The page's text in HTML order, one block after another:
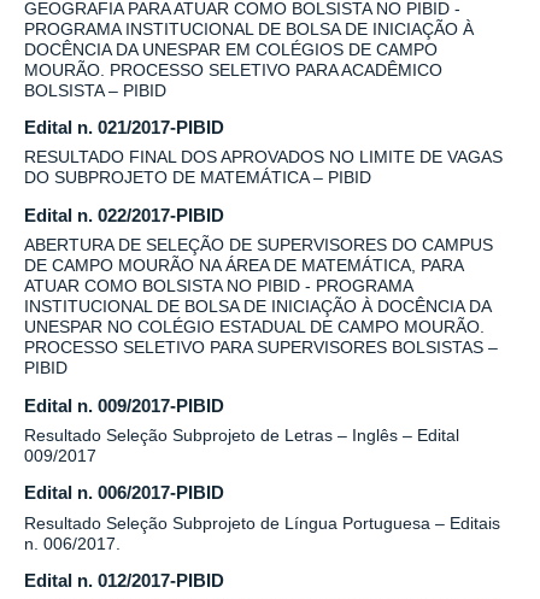
GEOGRAFIA PARA ATUAR COMO BOLSISTA NO PIBID -
PROGRAMA INSTITUCIONAL DE BOLSA DE INICIAÇÃO À
DOCÊNCIA DA UNESPAR EM COLÉGIOS DE CAMPO
MOURÃO. PROCESSO SELETIVO PARA ACADÊMICO
BOLSISTA – PIBID
Edital n. 021/2017-PIBID
RESULTADO FINAL DOS APROVADOS NO LIMITE DE VAGAS
DO SUBPROJETO DE MATEMÁTICA – PIBID
Edital n. 022/2017-PIBID
ABERTURA DE SELEÇÃO DE SUPERVISORES DO CAMPUS
DE CAMPO MOURÃO NA ÁREA DE MATEMÁTICA, PARA
ATUAR COMO BOLSISTA NO PIBID - PROGRAMA
INSTITUCIONAL DE BOLSA DE INICIAÇÃO À DOCÊNCIA DA
UNESPAR NO COLÉGIO ESTADUAL DE CAMPO MOURÃO.
PROCESSO SELETIVO PARA SUPERVISORES BOLSISTAS –
PIBID
Edital n. 009/2017-PIBID
Resultado Seleção Subprojeto de Letras – Inglês – Edital
009/2017
Edital n. 006/2017-PIBID
Resultado Seleção Subprojeto de Língua Portuguesa – Editais
n. 006/2017.
Edital n. 012/2017-PIBID